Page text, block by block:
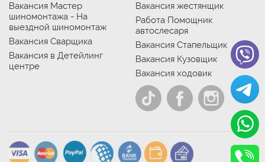
Вакансия Мастер
шиномонтажа - На
выездной шиномонтаж
Вакансия Сварщика
Вакансия в Детейлинг
центре
Вакансия жестянщик
Работа Помощник
автослесаря
Вакансия Стапельщик
Вакансия Кузовщик
Вакансия ходовик